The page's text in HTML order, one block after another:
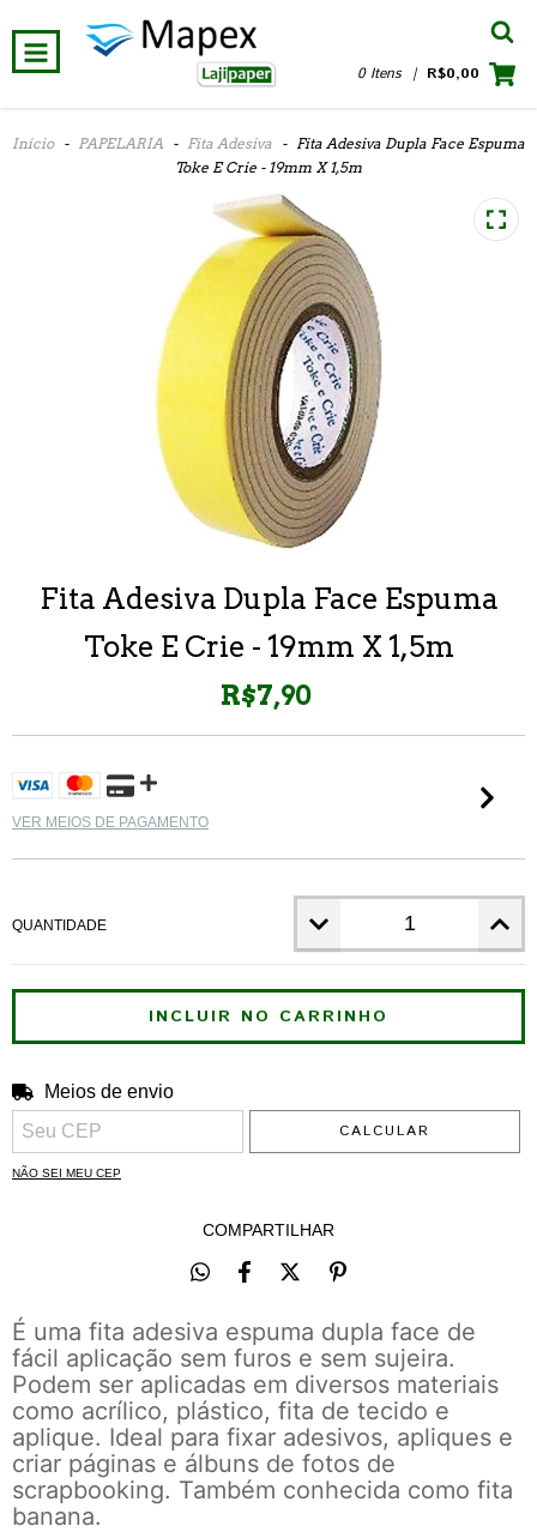
0 Itens | R$0,00
Início - PAPELARIA - Fita Adesiva - Fita Adesiva Dupla Face Espuma
Toke E Crie - 19mm X 1,5m
Fita Adesiva Dupla Face Espuma
Toke E Crie - 19mm X 1,5m
R$7,90
VER MEIOS DE PAGAMENTO
QUANTIDADE
Entregas para o CEP:
Meios de envio
CALCULAR
NÃO SEI MEU CEP
COMPARTILHAR
É uma fita adesiva espuma dupla face de
fácil aplicação sem furos e sem sujeira.
Podem ser aplicadas em diversos materiais
como acrílico, plástico, fita de tecido e
aplique. Ideal para fixar adesivos, apliques e
criar páginas e álbuns de fotos de
scrapbooking. Também conhecida como fita
banana.